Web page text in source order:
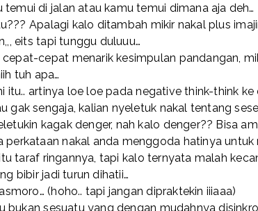
temui di jalan atau kamu temui dimana aja deh…
Apalagi kalo ditambah mikir nakal plus
eits tapi tunggu duluuu…
cepat menarik kesimpulan pandangan,
tuh apa…
itu.. artinya loe loe pada negative think-think ke
gak sengaja, kalian nyeletuk nakal tentang
kagak denger, nah kalo denger?? Bisa
perkataan nakal anda menggoda hatinya
taraf ringannya, tapi kalo ternyata malah
bibir jadi turun dihatii…
(hoho.. tapi jangan dipraktekin iiiaaa)
bukan sesuatu yang dengan mudahnya